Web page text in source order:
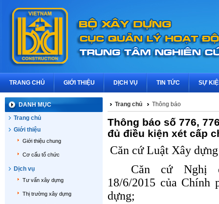
TRANG CHỦ GIỚI THIỆU DỊCH VỤ TIN TỨC SỰ
DANH MỤC
Trang chủ
Giới thiệu
Giới thiệu chung
Cơ cấu tổ chức
Dịch vụ
Tư vấn xây dựng
Thị trường xây dựng
Trang chủ Thông báo
Thông báo số 776,
đủ điều kiện xét cấp
Căn cứ Luật Xây
Căn cứ Nghị
18/6/2015 của
dựng;